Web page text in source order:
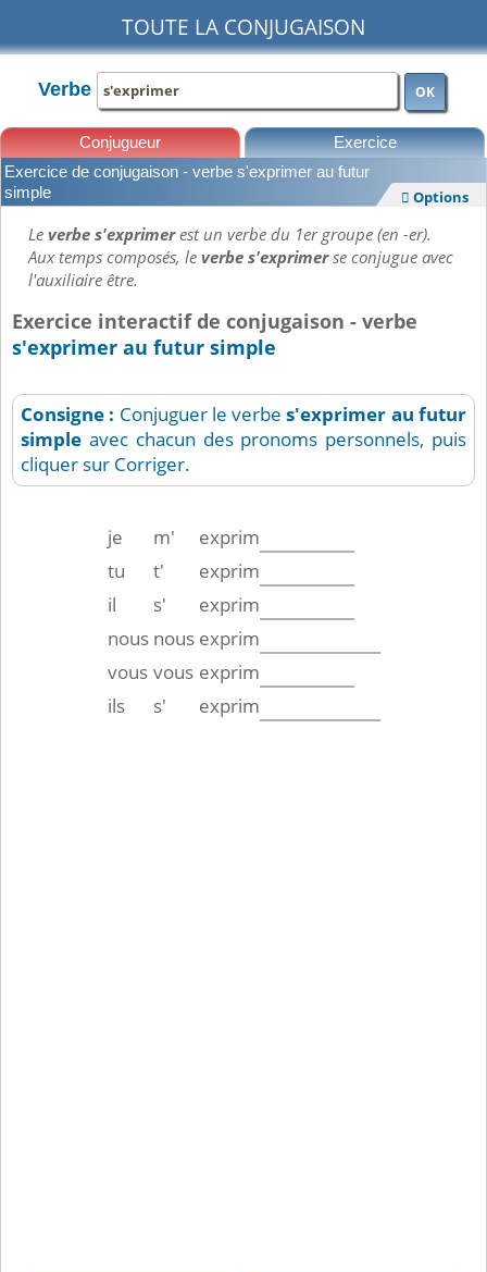
TOUTE LA CONJUGAISON
Verbe OK
Conjugueur Exercice
Exercice de conjugaison - verbe s'exprimer au futur
simple
 Options
Leverbe s'exprimerest un verbe du 1er groupe (en -er).
Aux temps composés, leverbe s'exprimerse conjugue avec
l'auxiliaire être.
Exercice interactif de conjugaison - verbe
s'exprimer au futur simple
Consigne : Conjuguer le verbes'exprimer au futur
simple avec chacun des pronoms personnels, puis
cliquer sur Corriger.
je m'
exprim
tu
t'
exprim
il
s'
exprim
nous nous exprim
vous vous exprim
ils
s' exprim